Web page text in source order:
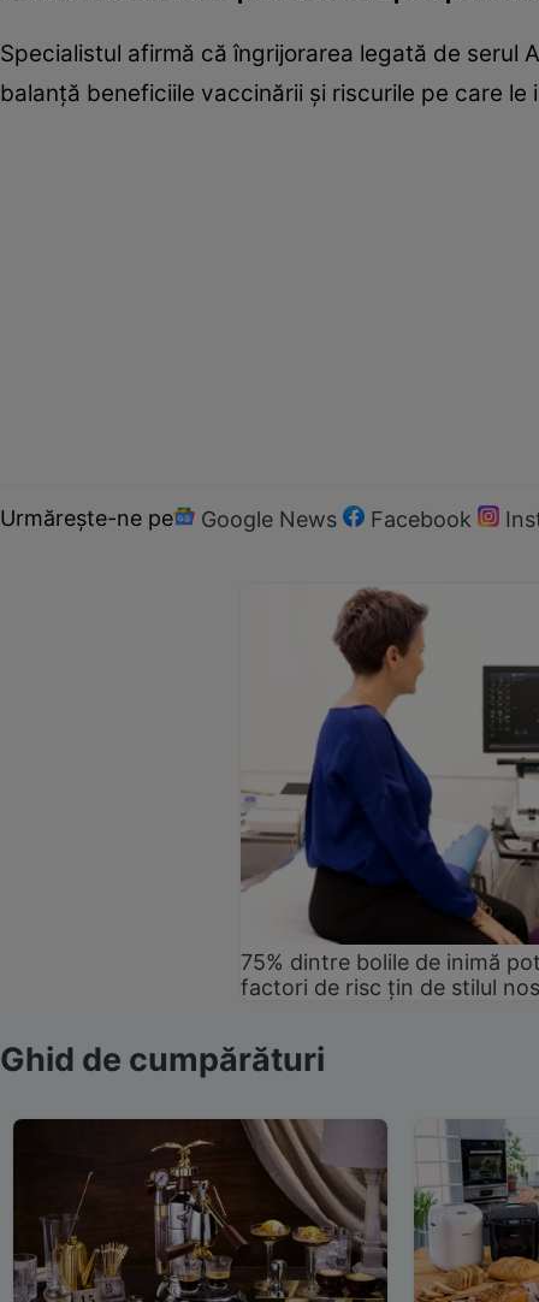
Specialistul afirmă că îngrijorarea legată de serul
balanţă beneficiile vaccinării şi riscurile pe care
Urmărește-ne pe Google News Facebook
75% dintre bolile de inimă
factori de risc țin de stilul
Ghid de cumpărături